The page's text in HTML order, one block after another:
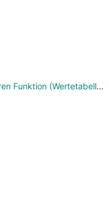
Die drei Gesichter der homogen linearen Funktion (Wertetabelle, Funktionsgleichung, Graph)